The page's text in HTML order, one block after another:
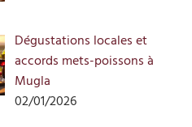
Dégustations locales et
accords mets-poissons à
Mugla
02/01/2026